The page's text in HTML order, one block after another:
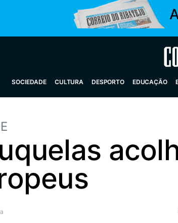
SOCIEDADE CULTURA DESPORTO EDUCAÇÃO